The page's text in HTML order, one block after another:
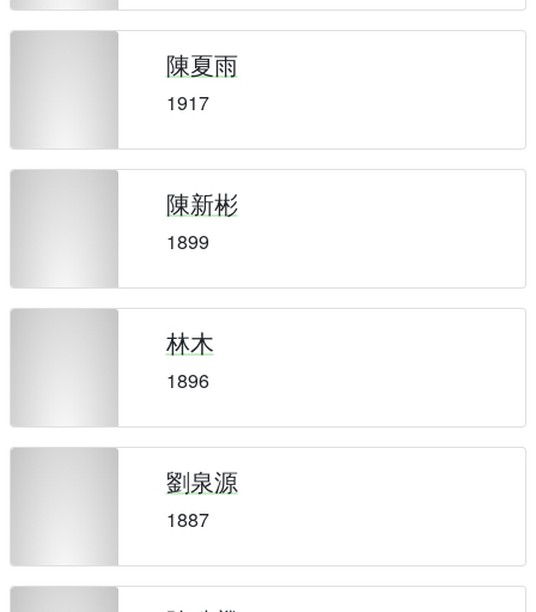
陳夏雨
1917
陳新彬
1899
林木
1896
劉泉源
1887